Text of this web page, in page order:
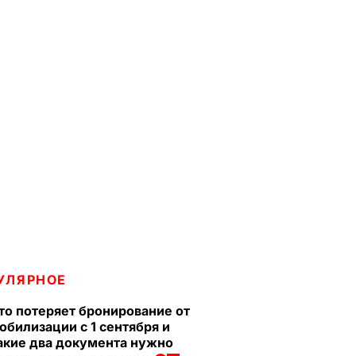
потеряет бронирование от
с 1 сентября и
два документа нужно